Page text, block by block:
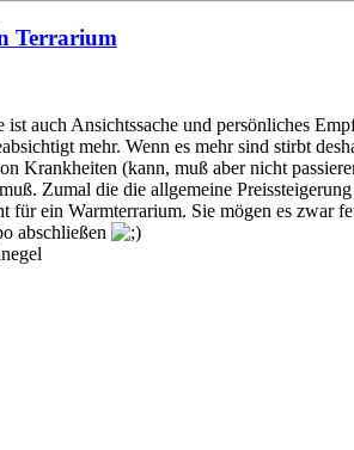
Terrarium
auch Ansichtssache und persönliches
mehr. Wenn es mehr sind stirbt
Krankheiten (kann, muß aber nicht
Zumal die die allgemeine
für ein Warmterrarium. Sie mögen es
abschließen